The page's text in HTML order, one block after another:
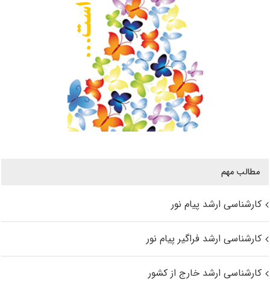
مطالب مهم
کارشناسی ارشد پیام نور
کارشناسی ارشد فراگیر پیام نور
کارشناسی ارشد خارج از کشور